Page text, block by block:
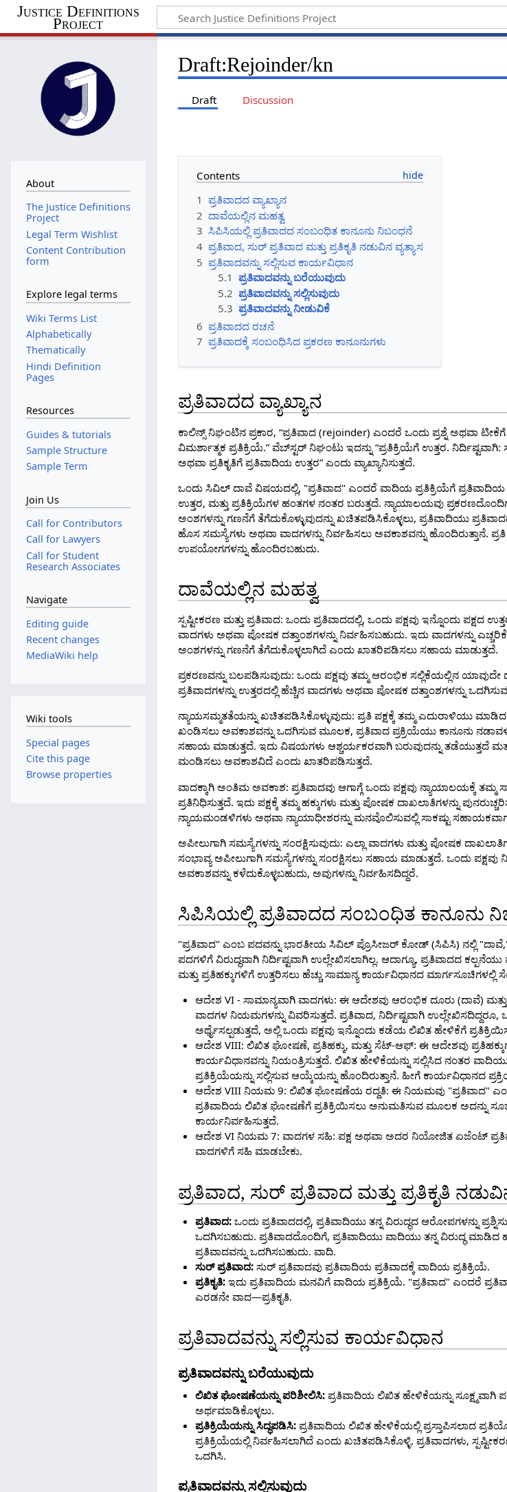
Justice Definitions
Project
Draft:Rejoinder/kn
Draft Discussion
Contents
1 ಪ್ರತಿವಾದದ ವ್ಯಾಖ್ಯಾನ
2 ದಾವೆಯಲ್ಲಿನ ಮಹತ್ವ
3 ಸಿಪಿಸಿಯಲ್ಲಿ ಪ್ರತಿವಾದದ ಸಂಬಂಧಿತ ಕಾನೂನು ನಿಬಂಧನೆ
4 ಪ್ರತಿವಾದ, ಸುರ್ ಪ್ರತಿವಾದ ಮತ್ತು ಪ್ರತಿಕೃತಿ ನಡುವಿನ ವ್ಯತ್ಯಾಸ
5 ಪ್ರತಿವಾದವನ್ನು ಸಲ್ಲಿಸುವ ಕಾರ್ಯವಿಧಾನ
5.1 ಪ್ರತಿವಾದವನ್ನು ಬರೆಯುವುದು
5.2 ಪ್ರತಿವಾದವನ್ನು ಸಲ್ಲಿಸುವುದು
5.3 ಪ್ರತಿವಾದವನ್ನು ನೀಡುವಿಕೆ
6 ಪ್ರತಿವಾದದ ರಚನೆ
7 ಪ್ರತಿವಾದಕ್ಕೆ ಸಂಬಂಧಿಸಿದ ಪ್ರಕರಣ ಕಾನೂನುಗಳು
ಪ್ರತಿವಾದದ ವ್ಯಾಖ್ಯಾನ
ಕಾಲಿನ್ಸ್ ನಿಘಂಟಿನ ಪ್ರಕಾರ, “ಪ್ರತಿವಾದ (rejoinder) ಎಂದರೆ ಒಂದು ಪ್ರಶ್ನೆ ಅಥವಾ
ವಿಮರ್ಶಾತ್ಮಕ ಪ್ರತಿಕ್ರಿಯೆ.” ವೆಬ್‌ಸ್ಟರ್ ನಿಘಂಟು ಇದನ್ನು “ಪ್ರತಿಕ್ರಿಯೆಗೆ ಉತ್ತರ.
ಅಥವಾ ಪ್ರತಿಕೃತಿಗೆ ಪ್ರತಿವಾದಿಯ ಉತ್ತರ” ಎಂದು ವ್ಯಾಖ್ಯಾನಿಸುತ್ತದೆ.
ಒಂದು ಸಿವಿಲ್ ದಾವೆ ವಿಷಯದಲ್ಲಿ, "ಪ್ರತಿವಾದ" ಎಂದರೆ ವಾದಿಯ ಪ್ರತಿಕ್ರಿಯೆಗೆ
ಉತ್ತರ, ಮತ್ತು ಪ್ರತಿಕ್ರಿಯೆಗಳ ಹಂತಗಳ ನಂತರ ಬರುತ್ತದೆ. ನ್ಯಾಯಾಲಯವು
ಅಂಶಗಳನ್ನು ಗಣನೆಗೆ ತೆಗೆದುಕೊಳ್ಳುವುದನ್ನು ಖಚಿತಪಡಿಸಿಕೊಳ್ಳಲು, ಪ್ರತಿವಾದಿಯು
ಹೊಸ ಸಮಸ್ಯೆಗಳು ಅಥವಾ ವಾದಗಳನ್ನು ನಿರ್ವಹಿಸಲು ಅವಕಾಶವನ್ನು ಹೊಂದಿರುತ್ತಾನೆ. ಪ್ರತಿ
ಉಪಯೋಗಗಳನ್ನು ಹೊಂದಿರಬಹುದು.
ದಾವೆಯಲ್ಲಿನ ಮಹತ್ವ
ಸ್ಪಷ್ಟೀಕರಣ ಮತ್ತು ಪ್ರತಿವಾದ: ಒಂದು ಪ್ರತಿವಾದದಲ್ಲಿ, ಒಂದು ಪಕ್ಷವು ಇನ್ನೊಂದು ಪಕ್ಷದ
ವಾದಗಳು ಅಥವಾ ಪೋಷಕ ದತ್ತಾಂಶಗಳನ್ನು ನಿರ್ವಹಿಸಬಹುದು. ಇದು ವಾದಗಳನ್ನು
ಅಂಶಗಳನ್ನು ಗಣನೆಗೆ ತೆಗೆದುಕೊಳ್ಳಲಾಗಿದೆ ಎಂದು ಖಾತರಿಪಡಿಸಲು ಸಹಾಯ ಮಾಡುತ್ತದೆ.
ಪ್ರಕರಣವನ್ನು ಬಲಪಡಿಸುವುದು: ಒಂದು ಪಕ್ಷವು ತಮ್ಮ ಆರಂಭಿಕ ಸಲ್ಲಿಕೆಯಲ್ಲಿನ
ಪ್ರತಿವಾದಗಳನ್ನು ಉತ್ತರದಲ್ಲಿ ಹೆಚ್ಚಿನ ವಾದಗಳು ಅಥವಾ ಪೋಷಕ ದತ್ತಾಂಶಗಳನ್ನು
ನ್ಯಾಯಸಮ್ಮತತೆಯನ್ನು ಖಚಿತಪಡಿಸಿಕೊಳ್ಳುವುದು: ಪ್ರತಿ ಪಕ್ಷಕ್ಕೆ ತಮ್ಮ ಎದುರಾಳಿಯು
ಖಂಡಿಸಲು ಅವಕಾಶವನ್ನು ಒದಗಿಸುವ ಮೂಲಕ, ಪ್ರತಿವಾದ ಪ್ರಕ್ರಿಯೆಯು ಕಾನೂನು
ಸಹಾಯ ಮಾಡುತ್ತದೆ. ಇದು ವಿಷಯಗಳು ಆಶ್ಚರ್ಯಕರವಾಗಿ ಬರುವುದನ್ನು ತಡೆಯುತ್ತದೆ
ಮಂಡಿಸಲು ಅವಕಾಶವಿದೆ ಎಂದು ಖಾತರಿಪಡಿಸುತ್ತದೆ.
ವಾದಕ್ಕಾಗಿ ಅಂತಿಮ ಅವಕಾಶ: ಪ್ರತಿವಾದವು ಆಗಾಗ್ಗೆ ಒಂದು ಪಕ್ಷವು ನ್ಯಾಯಾಲಯಕ್ಕೆ ತಮ್ಮ
ಪ್ರತಿನಿಧಿಸುತ್ತದೆ. ಇದು ಪಕ್ಷಕ್ಕೆ ತಮ್ಮ ಹಕ್ಕುಗಳು ಮತ್ತು ಪೋಷಕ ದಾಖಲಾತಿಗಳನ್ನು
ನ್ಯಾಯಮಂಡಳಿಗಳು ಅಥವಾ ನ್ಯಾಯಾಧೀಶರನ್ನು ಮನವೊಲಿಸುವಲ್ಲಿ ಸಾಕಷ್ಟು
ಅಪೀಲುಗಾಗಿ ಸಮಸ್ಯೆಗಳನ್ನು ಸಂರಕ್ಷಿಸುವುದು: ಎಲ್ಲಾ ವಾದಗಳು ಮತ್ತು ಪೋಷಕ
ಸಂಭಾವ್ಯ ಅಪೀಲುಗಾಗಿ ಸಮಸ್ಯೆಗಳನ್ನು ಸಂರಕ್ಷಿಸಲು ಸಹಾಯ ಮಾಡುತ್ತದೆ. ಒಂದು
ಅವಕಾಶವನ್ನು ಕಳೆದುಕೊಳ್ಳಬಹುದು, ಅವುಗಳನ್ನು ನಿರ್ವಹಿಸದಿದ್ದರೆ.
ಸಿಪಿಸಿಯಲ್ಲಿ ಪ್ರತಿವಾದದ ಸಂಬಂಧಿತ ಕಾನೂನು
"ಪ್ರತಿವಾದ" ಎಂಬ ಪದವನ್ನು ಭಾರತೀಯ ಸಿವಿಲ್ ಪ್ರೊಸೀಜರ್ ಕೋಡ್ (ಸಿಪಿಸಿ) ನಲ್ಲಿ
ಪದಗಳಿಗೆ ವಿರುದ್ಧವಾಗಿ ನಿರ್ದಿಷ್ಟವಾಗಿ ಉಲ್ಲೇಖಿಸಲಾಗಿಲ್ಲ. ಆದಾಗ್ಯೂ, ಪ್ರತಿವಾದದ
ಮತ್ತು ಪ್ರತಿಹಕ್ಕುಗಳಿಗೆ ಉತ್ತರಿಸಲು ಹೆಚ್ಚು ಸಾಮಾನ್ಯ ಕಾರ್ಯವಿಧಾನದ ಮಾರ್ಗಸೂಚಿಗಳಲ್ಲಿ
ಆದೇಶ VI - ಸಾಮಾನ್ಯವಾಗಿ ವಾದಗಳು: ಈ ಆದೇಶವು ಆರಂಭಿಕ ದೂರು (ದಾವೆ)
ವಾದಗಳ ನಿಯಮಗಳನ್ನು ವಿವರಿಸುತ್ತದೆ. ಪ್ರತಿವಾದ, ನಿರ್ದಿಷ್ಟವಾಗಿ
ಅರ್ಥೈಸಲ್ಪಡುತ್ತದೆ, ಅಲ್ಲಿ ಒಂದು ಪಕ್ಷವು ಇನ್ನೊಂದು ಕಡೆಯ ಲಿಖಿತ ಹೇಳಿಕೆಗೆ
ಆದೇಶ VIII: ಲಿಖಿತ ಘೋಷಣೆ, ಪ್ರತಿಹಕ್ಕು, ಮತ್ತು ಸೆಟ್-ಆಫ್: ಈ ಆದೇಶವು
ಕಾರ್ಯವಿಧಾನವನ್ನು ನಿಯಂತ್ರಿಸುತ್ತದೆ. ಲಿಖಿತ ಹೇಳಿಕೆಯನ್ನು ಸಲ್ಲಿಸಿದ ನಂತರ
ಪ್ರತಿಕ್ರಿಯೆಯನ್ನು ಸಲ್ಲಿಸುವ ಆಯ್ಕೆಯನ್ನು ಹೊಂದಿರುತ್ತಾನೆ. ಹೀಗೆ ಕಾರ್ಯವಿಧಾನದ
ಆದೇಶ VIII ನಿಯಮ 9: ಲಿಖಿತ ಘೋಷಣೆಯ ರದ್ದತಿ: ಈ ನಿಯಮವು "ಪ್ರತಿವಾದ" ಎಂಬ
ಪ್ರತಿವಾದಿಯ ಲಿಖಿತ ಘೋಷಣೆಗೆ ಪ್ರತಿಕ್ರಿಯಿಸಲು ಅನುಮತಿಸುವ ಮೂಲಕ ಅದನ್ನು
ಕಾರ್ಯನಿರ್ವಹಿಸುತ್ತದೆ.
ಆದೇಶ VI ನಿಯಮ 7: ವಾದಗಳ ಸಹಿ: ಪಕ್ಷ ಅಥವಾ ಅದರ ನಿಯೋಜಿತ ಏಜೆಂಟ್
ವಾದಗಳಿಗೆ ಸಹಿ ಮಾಡಬೇಕು.
ಪ್ರತಿವಾದ, ಸುರ್ ಪ್ರತಿವಾದ ಮತ್ತು ಪ್ರತಿಕೃತಿ
ಪ್ರತಿವಾದ:ಒಂದು ಪ್ರತಿವಾದದಲ್ಲಿ, ಪ್ರತಿವಾದಿಯು ತನ್ನ ವಿರುದ್ಧದ ಆರೋಪಗಳನ್ನು
ಒದಗಿಸಬಹುದು. ಪ್ರತಿವಾದದೊಂದಿಗೆ, ಪ್ರತಿವಾದಿಯು ವಾದಿಯು ತನ್ನ ವಿರುದ್ಧ ಮಾಡಿದ
ಪ್ರತಿವಾದವನ್ನು ಒದಗಿಸಬಹುದು. ವಾದಿ.
ಸುರ್ ಪ್ರತಿವಾದ:ಸುರ್ ಪ್ರತಿವಾದವು ಪ್ರತಿವಾದಿಯ ಪ್ರತಿವಾದಕ್ಕೆ ವಾದಿಯ ಪ್ರತಿಕ್ರಿಯೆ.
ಪ್ರತಿಕೃತಿ:ಇದು ಪ್ರತಿವಾದಿಯ ಮನವಿಗೆ ವಾದಿಯ ಪ್ರತಿಕ್ರಿಯೆ. "ಪ್ರತಿವಾದ" ಎಂದರೆ
ಎರಡನೇ ವಾದ—ಪ್ರತಿಕೃತಿ.
ಪ್ರತಿವಾದವನ್ನು ಸಲ್ಲಿಸುವ ಕಾರ್ಯವಿಧಾನ
ಪ್ರತಿವಾದವನ್ನು ಬರೆಯುವುದು
ಲಿಖಿತ ಘೋಷಣೆಯನ್ನು ಪರಿಶೀಲಿಸಿ:ಪ್ರತಿವಾದಿಯ ಲಿಖಿತ ಹೇಳಿಕೆಯನ್ನು ಸೂಕ್ಷ್ಮವಾಗಿ
ಅರ್ಥಮಾಡಿಕೊಳ್ಳಲು.
ಪ್ರತಿಕ್ರಿಯೆಯನ್ನು ಸಿದ್ಧಪಡಿಸಿ:ಪ್ರತಿವಾದಿಯ ಲಿಖಿತ ಹೇಳಿಕೆಯಲ್ಲಿ ಪ್ರಸ್ತಾಪಿಸಲಾದ
ಪ್ರತಿಕ್ರಿಯೆಯಲ್ಲಿ ನಿರ್ವಹಿಸಲಾಗಿದೆ ಎಂದು ಖಚಿತಪಡಿಸಿಕೊಳ್ಳಿ. ಪ್ರತಿವಾದಗಳು,
ಒದಗಿಸಿ.
ಪ್ರತಿವಾದವನ್ನು ಸಲ್ಲಿಸುವುದು
About
The Justice Definitions
Project
Legal Term Wishlist
Content Contribution
form
Explore legal terms
Wiki Terms List
Alphabetically
Thematically
Hindi Definition
Pages
Resources
Guides & tutorials
Sample Structure
Sample Term
Join Us
Call for Contributors
Call for Lawyers
Call for Student
Research Associates
Navigate
Editing guide
Recent changes
MediaWiki help
Wiki tools
Special pages
Cite this page
Browse properties